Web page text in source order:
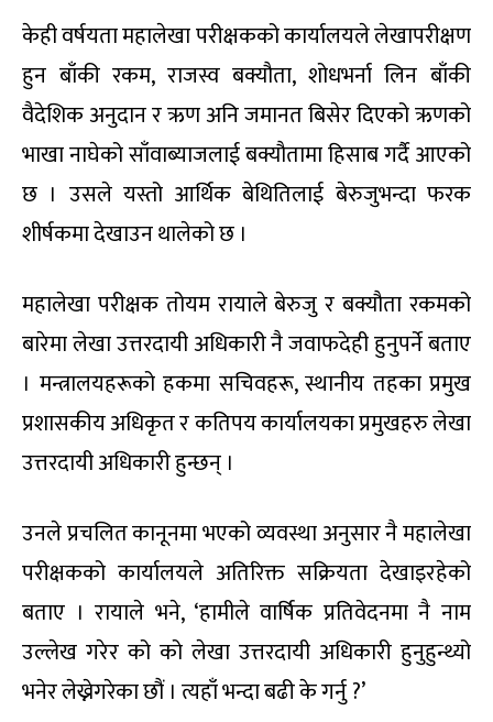
केही वर्षयता महालेखा परीक्षकको कार्यालयले लेखापरीक्षण
हुन बाँकी रकम, राजस्व बक्यौता, शोधभर्ना लिन बाँकी
वैदेशिक अनुदान र ऋण अनि जमानत बिसेर दिएको ऋणको
भाखा नाघेको साँवाब्याजलाई बक्यौतामा हिसाब गर्दै आएको
छ । उसले यस्तो आर्थिक बेथितिलाई बेरुजुभन्दा फरक
शीर्षकमा देखाउन थालेको छ ।
महालेखा परीक्षक तोयम रायाले बेरुजु र बक्यौता रकमको
बारेमा लेखा उत्तरदायी अधिकारी नै जवाफदेही हुनुपर्ने बताए
। मन्त्रालयहरूको हकमा सचिवहरू, स्थानीय तहका प्रमुख
प्रशासकीय अधिकृत र कतिपय कार्यालयका प्रमुखहरु लेखा
उत्तरदायी अधिकारी हुन्छन् ।
उनले प्रचलित कानूनमा भएको व्यवस्था अनुसार नै महालेखा
परीक्षकको कार्यालयले अतिरिक्त सक्रियता देखाइरहेको
बताए । रायाले भने, ‘हामीले वार्षिक प्रतिवेदनमा नै नाम
उल्लेख गरेर को को लेखा उत्तरदायी अधिकारी हुनुहुन्थ्यो
भनेर लेख्नेगरेका छौं । त्यहाँ भन्दा बढी के गर्नु ?’